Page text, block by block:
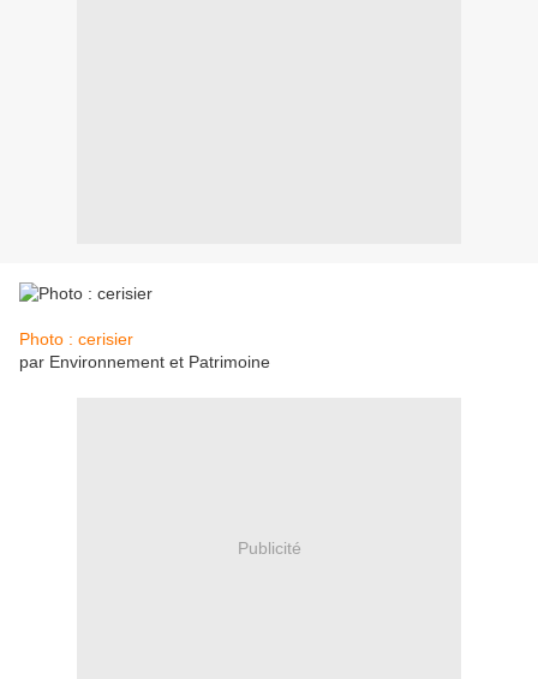
Photo : cerisier
par Environnement et Patrimoine
Publicité